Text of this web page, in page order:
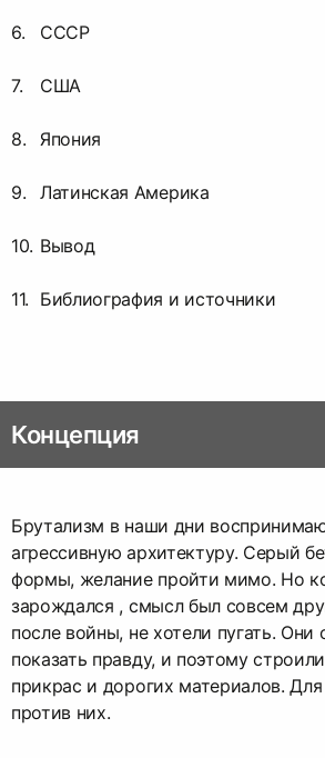
СССР
США
Япония
Латинская Америка
Вывод
Библиография и источники
Концепция
Брутализм в наши дни
агрессивную архитектуру. Серый
формы, желание пройти мимо. Но
зарождался , смысл был совсем
после войны, не хотели пугать. Они
показать правду, и поэтому
прикрас и дорогих материалов.
против них.